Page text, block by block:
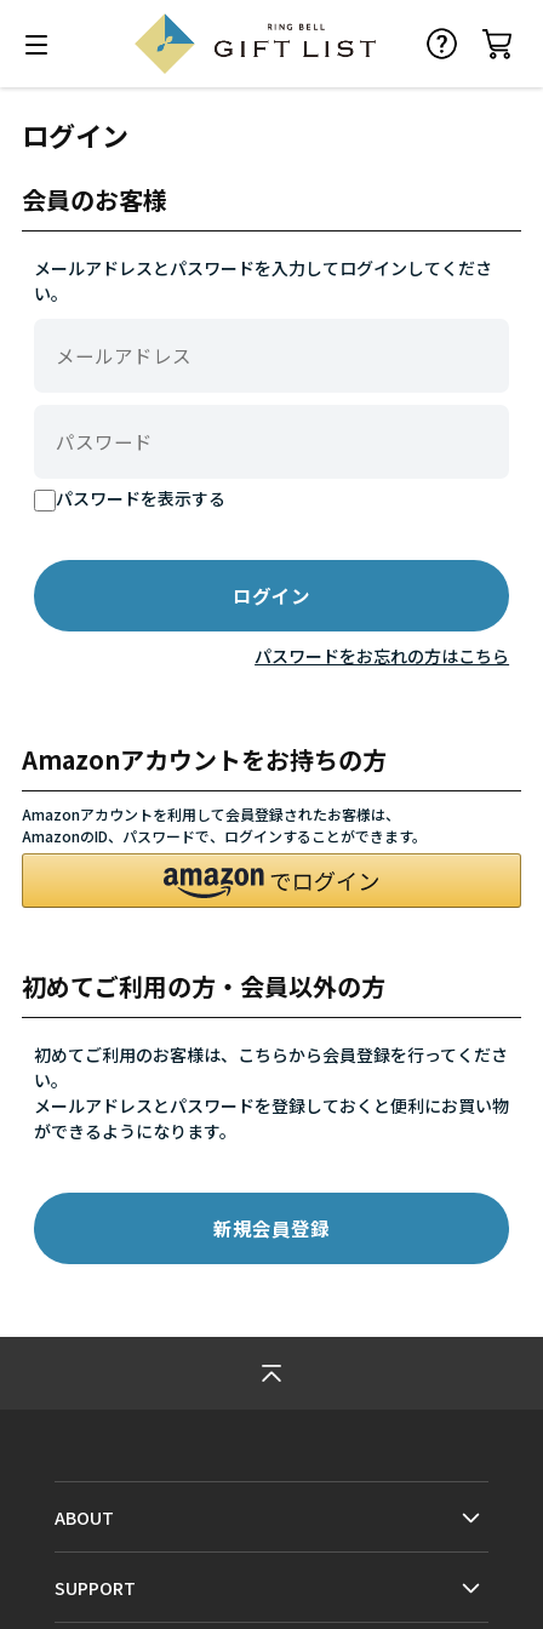
ログイン
会員のお客様
メールアドレスとパスワードを入力してログインしてくださ
い。
パスワードを表示する
パスワードをお忘れの方はこちら
Amazonアカウントをお持ちの方
Amazonアカウントを利用して会員登録されたお客様は、
AmazonのID、パスワードで、ログインすることができます。
初めてご利用の方・会員以外の方
初めてご利用のお客様は、こちらから会員登録を行ってくださ
い。
メールアドレスとパスワードを登録しておくと便利にお買い物
ができるようになります。
ABOUT
SUPPORT